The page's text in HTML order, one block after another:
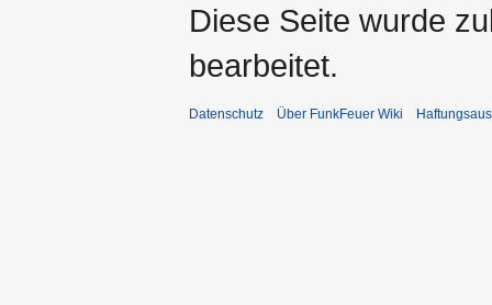
Diese Seite wurde
bearbeitet.
Datenschutz Über FunkFeuer Wiki